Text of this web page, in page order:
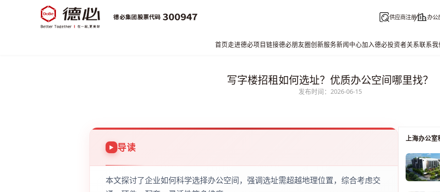
供应商注册 办公
首页走进德必项目链接德必朋友圈创新服务新闻中心加入德必投资者关系联系我
写字楼招租如何选址？优质办公空间哪里找？
发布时间：2026-06-15
导读
本文探讨了企业如何科学选择办公空间，强调选址需超越地理位置，综合考虑交
上海办公室